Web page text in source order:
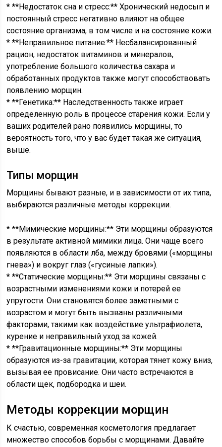
* **Недостаток сна и стресс:** Хронический недосып и
постоянный стресс негативно влияют на общее
состояние организма, в том числе и на состояние кожи.
* **Неправильное питание:** Несбалансированный
рацион, недостаток витаминов и минералов,
употребление большого количества сахара и
обработанных продуктов также могут способствовать
появлению морщин.
* **Генетика:** Наследственность также играет
определенную роль в процессе старения кожи. Если у
ваших родителей рано появились морщины, то
вероятность того, что у вас будет такая же ситуация,
выше.
Типы морщин
Морщины бывают разные, и в зависимости от их типа,
выбираются различные методы коррекции.
* **Мимические морщины:** Эти морщины образуются
в результате активной мимики лица. Они чаще всего
появляются в области лба, между бровями («морщины
гнева») и вокруг глаз («гусиные лапки»).
* **Статические морщины:** Эти морщины связаны с
возрастными изменениями кожи и потерей ее
упругости. Они становятся более заметными с
возрастом и могут быть вызваны различными
факторами, такими как воздействие ультрафиолета,
курение и неправильный уход за кожей.
* **Гравитационные морщины:** Эти морщины
образуются из-за гравитации, которая тянет кожу вниз,
вызывая ее провисание. Они часто встречаются в
области щек, подбородка и шеи.
Методы коррекции морщин
К счастью, современная косметология предлагает
множество способов борьбы с морщинами. Давайте